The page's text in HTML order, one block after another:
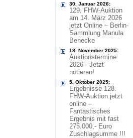
30. Januar 2026:
129. FHW-Auktion
am 14. März 2026
jetzt Online – Berlin-
Sammlung Manula
Benecke
18. November 2025:
Auktionstermine
2026 - Jetzt
notieren!
5. Oktober 2025:
Ergebnisse 128.
FHW-Auktion jetzt
online –
Fantastisches
Ergebnis mit fast
275.000,- Euro
Zuschlagsumme !!!